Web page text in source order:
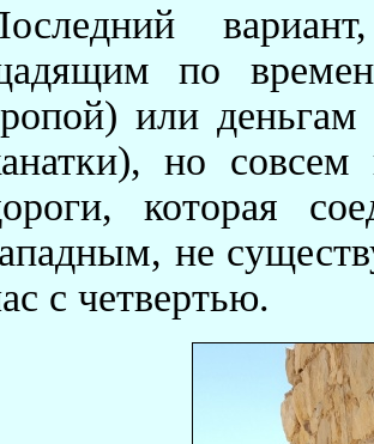
по
или
но
которая
не
с четвертью.